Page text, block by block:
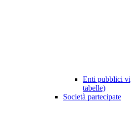
Enti pubblici
tabelle)
Società partecipate